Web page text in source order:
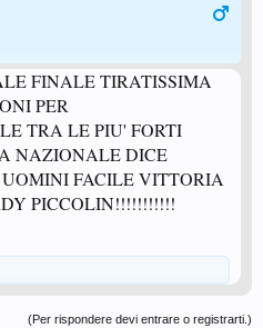
FINALE TIRATISSIMA
PER
TRA LE PIU' FORTI
NAZIONALE DICE
FACILE VITTORIA
PICCOLIN!!!!!!!!!!!
(Per rispondere devi entrare o registrarti.)